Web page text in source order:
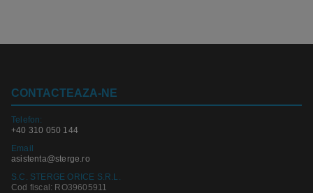
CONTACTEAZA-NE
Telefon:
+40 310 050 144
Email
asistenta@sterge.ro
S.C. STERGE ORICE S.R.L.
Cod fiscal: RO39605911